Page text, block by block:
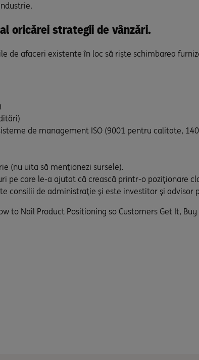
oricărei strategii de vânzări.
de afaceri existente în loc să riște schimbarea
de management ISO (9001 pentru calitate,
(nu uita să menționezi sursele).
care le-a ajutat că crească printr-o poziționare
consilii de administrație și este investitor și advisor
to Nail Product Positioning so Customers Get It, Buy